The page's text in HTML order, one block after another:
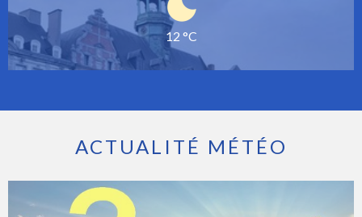
12 °C
ACTUALITÉ MÉTÉO